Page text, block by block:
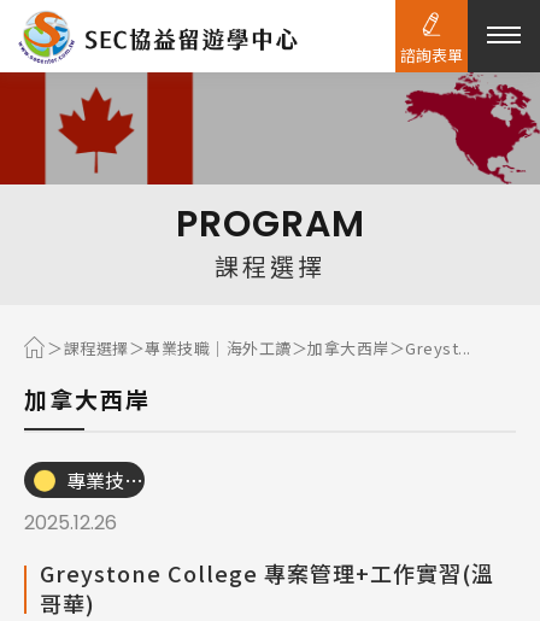
熱門搜尋：
PROGRAM
課程選擇
課程選擇 專業技職｜海外工讀 加拿大西岸 Greyst...
加拿大西岸
專業技職｜海外工讀
2025.12.26
Greystone College 專案管理+工作實習(溫
哥華)
諮詢表單